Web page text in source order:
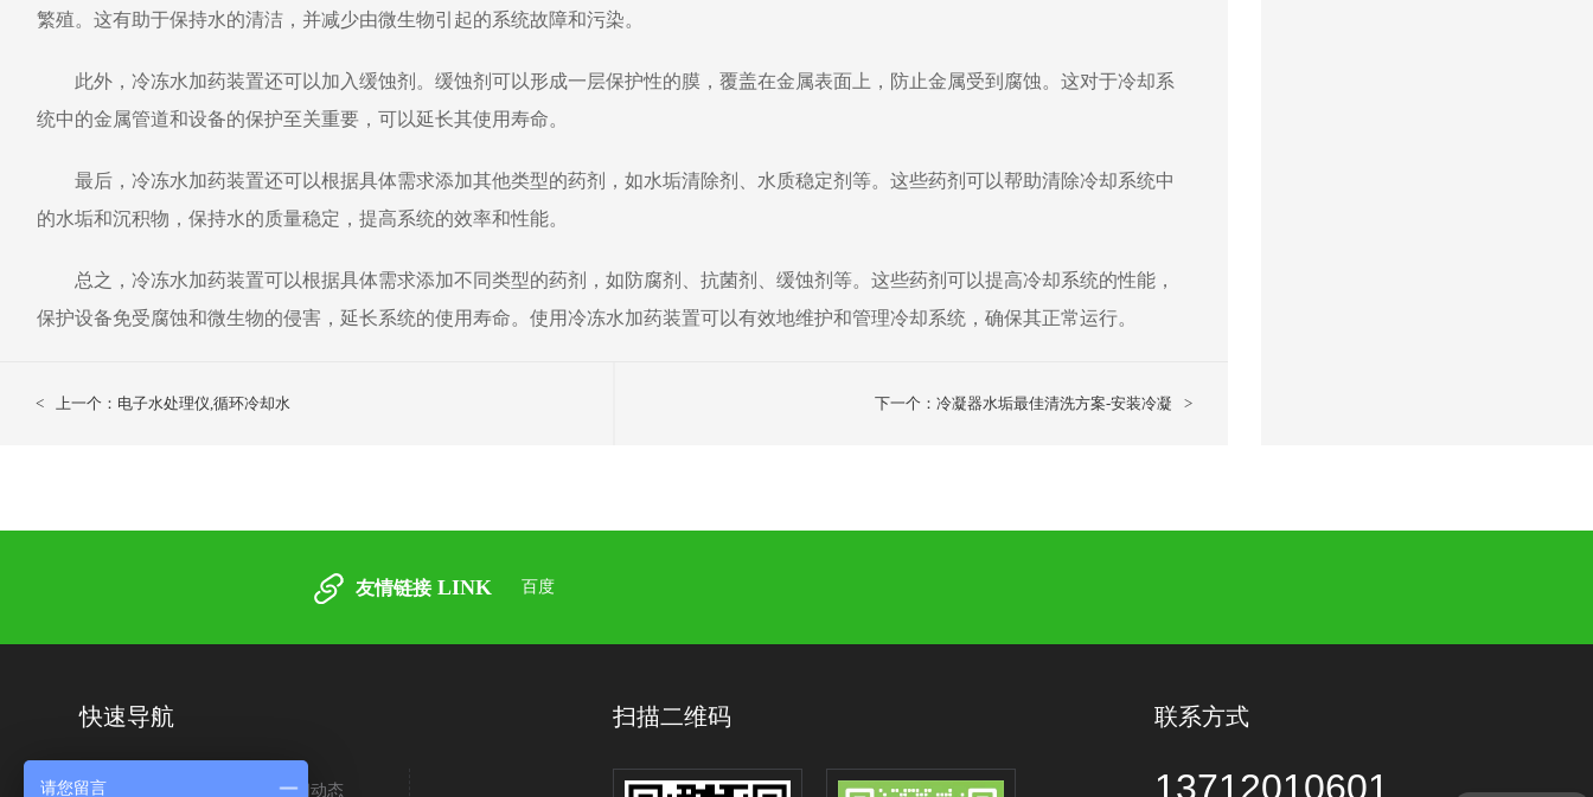
繁殖。这有助于保持水的清洁，并减少由微生物引起的系统故障和污染。
此外，冷冻水加药装置还可以加入缓蚀剂。缓蚀剂可以形成一层保护性的膜，覆盖在金属表面上，防止金属受到腐蚀。这对于冷却系
统中的金属管道和设备的保护至关重要，可以延长其使用寿命。
最后，冷冻水加药装置还可以根据具体需求添加其他类型的药剂，如水垢清除剂、水质稳定剂等。这些药剂可以帮助清除冷却系统中
的水垢和沉积物，保持水的质量稳定，提高系统的效率和性能。
总之，冷冻水加药装置可以根据具体需求添加不同类型的药剂，如防腐剂、抗菌剂、缓蚀剂等。这些药剂可以提高冷却系统的性能，
保护设备免受腐蚀和微生物的侵害，延长系统的使用寿命。使用冷冻水加药装置可以有效地维护和管理冷却系统，确保其正常运行。
< 上一个：电子水处理仪,循环冷却水 下一个：冷凝器水垢最佳清洗方案-安装冷凝 >
友情链接 LINK 百度
快速导航
关于我们 新闻动态
扫描二维码 联系方式
13712010601
请您留言